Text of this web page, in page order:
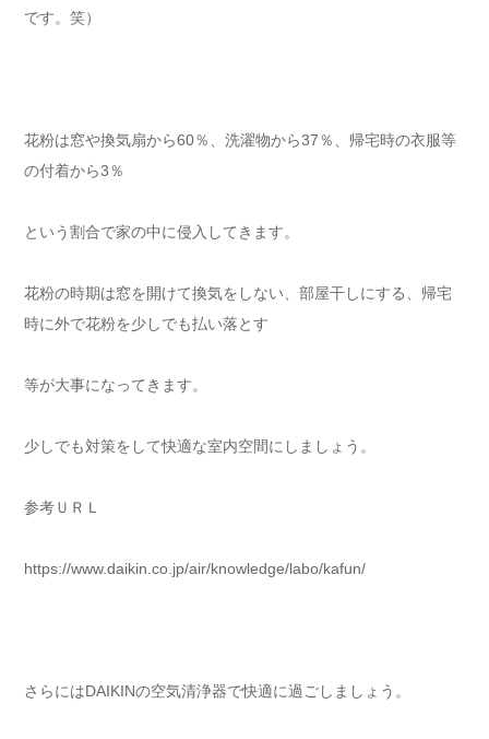
です。笑）
花粉は窓や換気扇から60％、洗濯物から37％、帰宅時の衣服等
の付着から3％
という割合で家の中に侵入してきます。
花粉の時期は窓を開けて換気をしない、部屋干しにする、帰宅
時に外で花粉を少しでも払い落とす
等が大事になってきます。
少しでも対策をして快適な室内空間にしましょう。
参考ＵＲＬ
https://www.daikin.co.jp/air/knowledge/labo/kafun/
さらにはDAIKINの空気清浄器で快適に過ごしましょう。